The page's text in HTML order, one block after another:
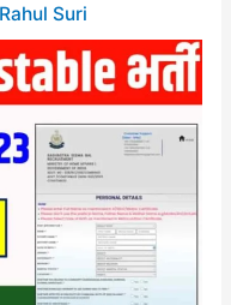
Rahul Suri